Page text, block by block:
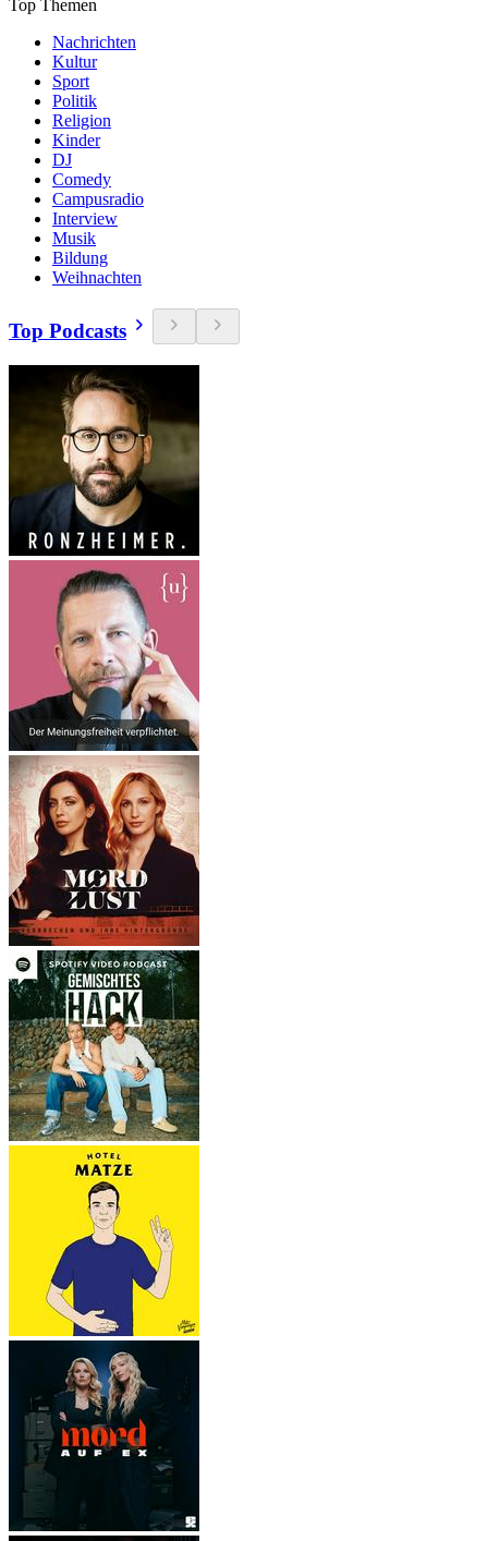
Top Themen
Nachrichten
Kultur
Sport
Politik
Religion
Kinder
DJ
Comedy
Campusradio
Interview
Musik
Bildung
Weihnachten
Top Podcasts